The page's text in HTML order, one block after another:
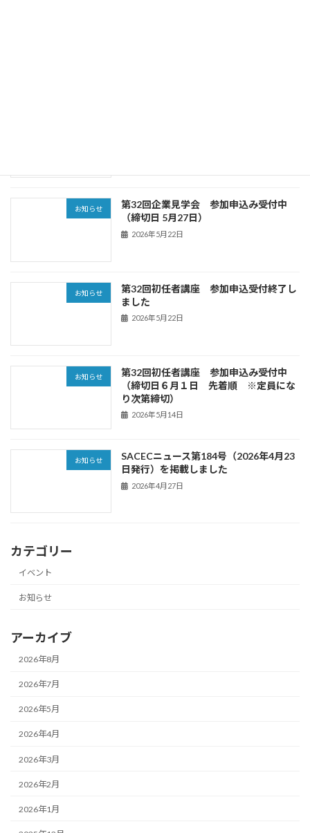
お知らせ
第32回企業見学会 参加申込み受付中
（締切日 5月27日）
2026年5月22日
お知らせ
第32回初任者講座 参加申込受付終了し
ました
2026年5月22日
お知らせ
第32回初任者講座 参加申込み受付中
（締切日６月１日 先着順 ※定員にな
り次第締切）
2026年5月14日
お知らせ
SACECニュース第184号（2026年4月23
日発行）を掲載しました
2026年4月27日
カテゴリー
イベント
お知らせ
アーカイブ
2026年8月
2026年7月
2026年5月
2026年4月
2026年3月
2026年2月
2026年1月